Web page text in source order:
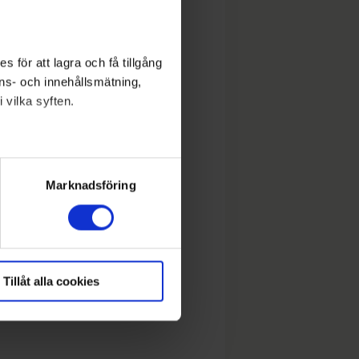
för att lagra och få tillgång
och innehållsmätning,
vilka syften.
meter
Marknadsföring
Tillåt alla cookies